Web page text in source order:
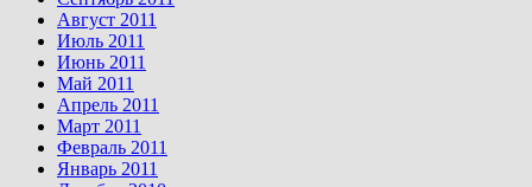
Август 2011
Июль 2011
Июнь 2011
Май 2011
Апрель 2011
Март 2011
Февраль 2011
Январь 2011